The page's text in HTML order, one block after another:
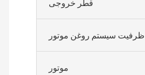
قطر خروجی
ظرفیت سیستم روغن موتور
موتور